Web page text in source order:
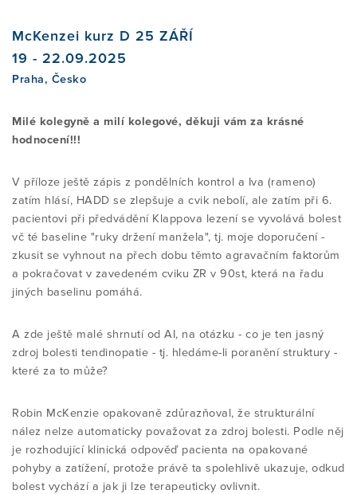
JE PRO MĚ METODA VHODNÁ?
VYZKOUŠEJTE SI TECHNIKY SAMI
ZKUŠENOSTI / REFERENCE
ČASTO KLADENÉ OTÁZKY (FAQ)
NAJÍT TERAPEUTA
KE STAŽENÍ
ODKAZY
PŘÍNOS MDT
MYLNÁ TVRZENÍ
SIG SKUPINA
ZKUŠENOSTI / REFERENCE
ČASTO KLADENÉ DOTAZY (FAQ)
INFORMACE PRO LÉKAŘE
VÝZKUM A ZDROJE
ČASOPIS - ARCHIV
NAJÍT KURZ
STRUKTURA VZDĚLÁNÍ KURZU
PODROBNÉ INFORMACE O
JEDNOTLIVÝCH ČÁSTECH KURZU
ČASTO KLADENÉ DOTAZY (FAQ)
CERTIFIKAČNÍ ZKOUŠKA
DIPLOMOVANÝ PROGRAM
E-VÝUKA
O NÁS
O MEZINÁRODNÍM MCKENZIE
POSLÁNÍ MCK I CR
VÝKONNÝ VÝBOR
ČLENSTVÍ
SEZNAM MDT ODBORNÍKŮ
VSTUP PRO ČLENY
PODPOŘTE NÁS
KOHO SPONZORUJEME
TRANSPARENTNÍ ÚČET
KONTAKT
E-SHOP
DALŠÍ ...
NOVINKY
PROJEKTY
SIG SKUPINA
Vstup pro členy
McKenzei kurz D 25 ZÁŘÍ
19 - 22.09.2025
Praha, Česko
Milé kolegyně a milí kolegové, děkuji vám za krásné
hodnocení!!!
V příloze ještě zápis z pondělních kontrol a Iva (rameno)
zatím hlásí, HADD se zlepšuje a cvik nebolí, ale zatím při 6.
pacientovi při předvádění Klappova lezení se vyvolává bolest
vč té baseline "ruky držení manžela", tj. moje doporučení -
zkusit se vyhnout na přech dobu těmto agravačním faktorům
a pokračovat v zavedeném cviku ZR v 90st, která na řadu
jiných baselinu pomáhá.
A zde ještě malé shrnutí od AI, na otázku - co je ten jasný
zdroj bolesti tendinopatie - tj. hledáme-li poranění struktury -
které za to může?
Robin McKenzie opakovaně zdůrazňoval, že strukturální
nález nelze automaticky považovat za zdroj bolesti. Podle něj
je rozhodující klinická odpověď pacienta na opakované
pohyby a zatížení, protože právě ta spolehlivě ukazuje, odkud
bolest vychází a jak ji lze terapeuticky ovlivnit.